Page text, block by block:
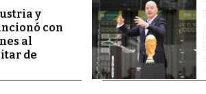
y
con
al
de